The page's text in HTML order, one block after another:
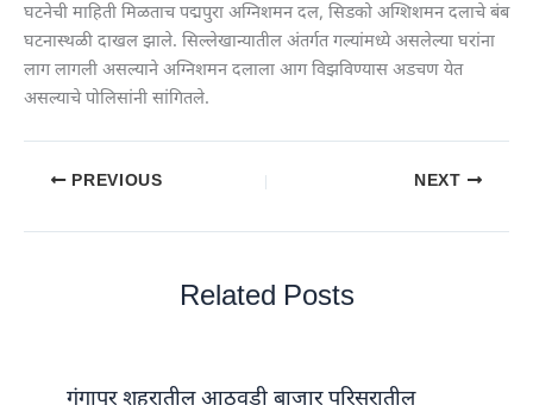
घटनेची माहिती मिळताच पद्मपुरा अग्निशमन दल, सिडको अग्शिशमन दलाचे बंब
घटनास्थळी दाखल झाले. सिल्लेखान्यातील अंतर्गत गल्यांमध्ये असलेल्या घरांना
लाग लागली असल्याने अग्निशमन दलाला आग विझविण्यास अडचण येत
असल्याचे पोलिसांनी सांगितले.
PREVIOUS NEXT
Related Posts
गंगापूर शहरातील आठवडी बाजार परिसरातील